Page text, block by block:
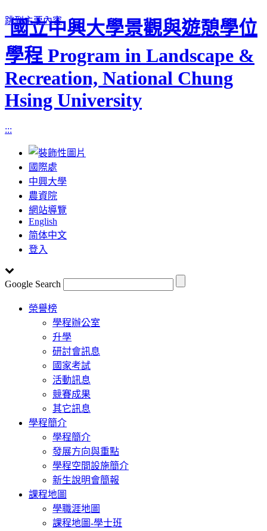
跳到主要內容
國立中興大學景觀與遊憩學位
學程 Program in Landscape &
Recreation, National Chung
Hsing University
:::
國際處
中興大學
農資院
網站導覽
English
简体中文
登入
Google Search
Toggle
navigation
榮譽榜
學程辦公室
升學
研討會訊息
國家考試
活動訊息
競賽成果
其它訊息
學程簡介
學程簡介
發展方向與重點
學程空間設施簡介
新生說明會簡報
課程地圖
學職涯地圖
課程地圖-學士班